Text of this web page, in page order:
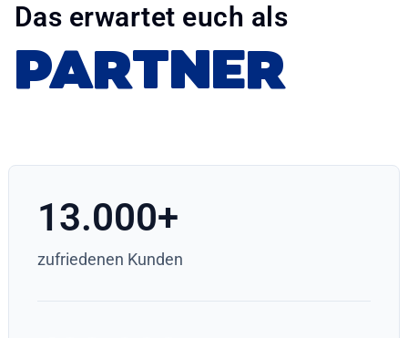
Das erwartet euch als
PARTNER
13.000+
zufriedenen Kunden